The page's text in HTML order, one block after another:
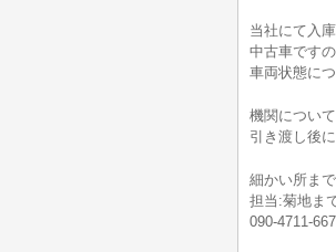
当社にて入
中古車です
車両状態に
機関につい
引き渡し後
細かい所ま
担当:菊地ま
090-4711-